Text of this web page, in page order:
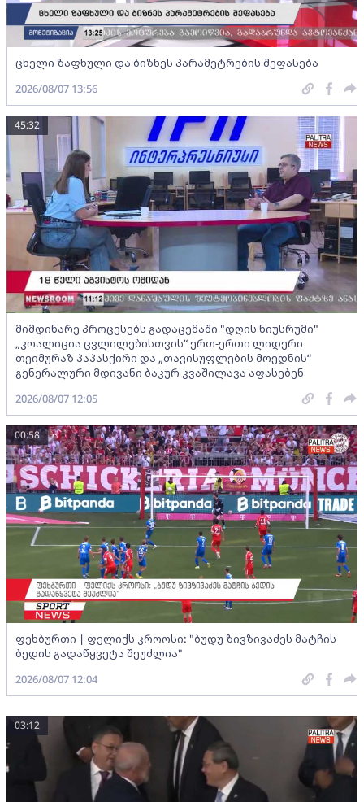
ცხელი ზაფხული და ბიზნეს პარამეტრების შეფასება
2026/08/07 13:56
მიმდინარე პროცესებს გადაცემაში "დღის ნიუსრუმი"
„კოალიცია ცვლილებისთვის“ ერთ-ერთი ლიდერი
თეიმურაზ პაპასქირი და „თავისუფლების მოედნის“
გენერალური მდივანი ბაკურ კვაშილავა აფასებენ
45:32
2026/08/07 12:05
ფეხბურთი | ფელიქს კროოსი: "ბუდუ ზივზივაძეს მატჩის
ბედის გადაწყვეტა შეუძლია"
00:58
2026/08/07 12:04
03:12